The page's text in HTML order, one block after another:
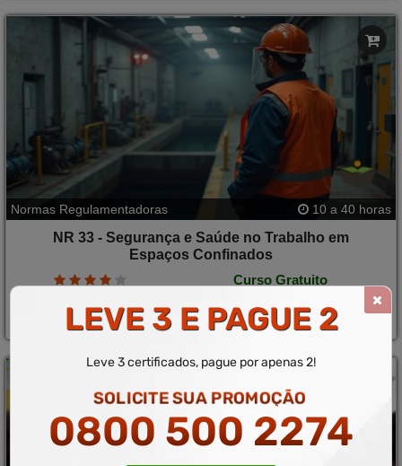
Normas Regulamentadoras 10 a 40 horas
NR 33 - Segurança e Saúde no Trabalho em
Espaços Confinados
Curso Gratuito
Saiba mais MATRICULAR
LEVE 3 E PAGUE 2
Leve 3 certificados, pague por apenas 2!
SOLICITE SUA PROMOÇÃO
0800 500 2274